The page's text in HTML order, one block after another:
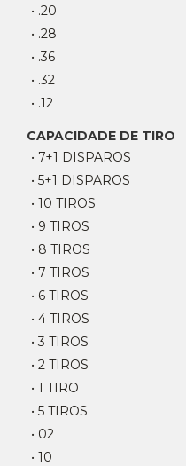
• .20
• .28
• .36
• .32
• .12
CAPACIDADE DE TIRO
• 7+1 DISPAROS
• 5+1 DISPAROS
• 10 TIROS
• 9 TIROS
• 8 TIROS
• 7 TIROS
• 6 TIROS
• 4 TIROS
• 3 TIROS
• 2 TIROS
• 1 TIRO
• 5 TIROS
• 02
• 10